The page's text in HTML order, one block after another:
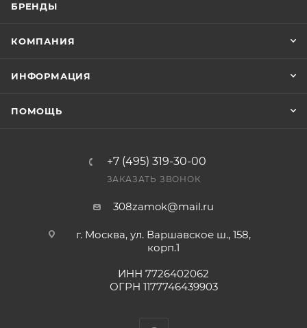
БРЕНДЫ
КОМПАНИЯ
ИНФОРМАЦИЯ
ПОМОЩЬ
+7 (495) 319-30-00
ЗАКАЗАТЬ ЗВОНОК
308zamok@mail.ru
г. Москва, ул. Варшавское ш., 158,
корп.1
ИНН 7726402062
ОГРН 1177746439903